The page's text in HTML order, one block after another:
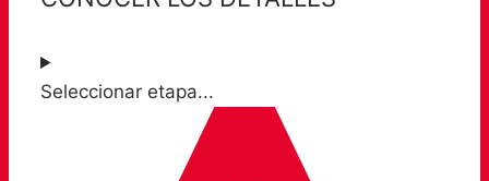
Seleccionar etapa...